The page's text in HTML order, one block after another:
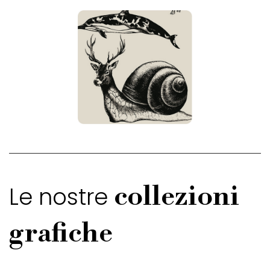
Le nostre collezioni
grafiche